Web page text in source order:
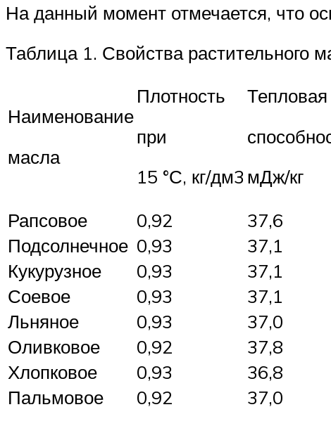
На данный момент отмечается, что
Таблица 1. Свойства растительного
Наименование
масла
Плотность
при
15 °С, кг/дм3
Тепловая
мДж/кг
Рапсовое 0,92 37,6
Подсолнечное 0,93 37,1
Кукурузное
0,93 37,1
Соевое
0,93 37,1
Льняное
0,93 37,0
Оливковое
0,92 37,8
Хлопковое
0,93 36,8
Пальмовое
0,92 37,0